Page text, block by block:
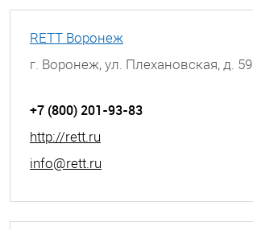
RETT Воронеж
г. Воронеж, ул. Плехановская, д. 59
+7 (800) 201-93-83
http://rett.ru
info@rett.ru